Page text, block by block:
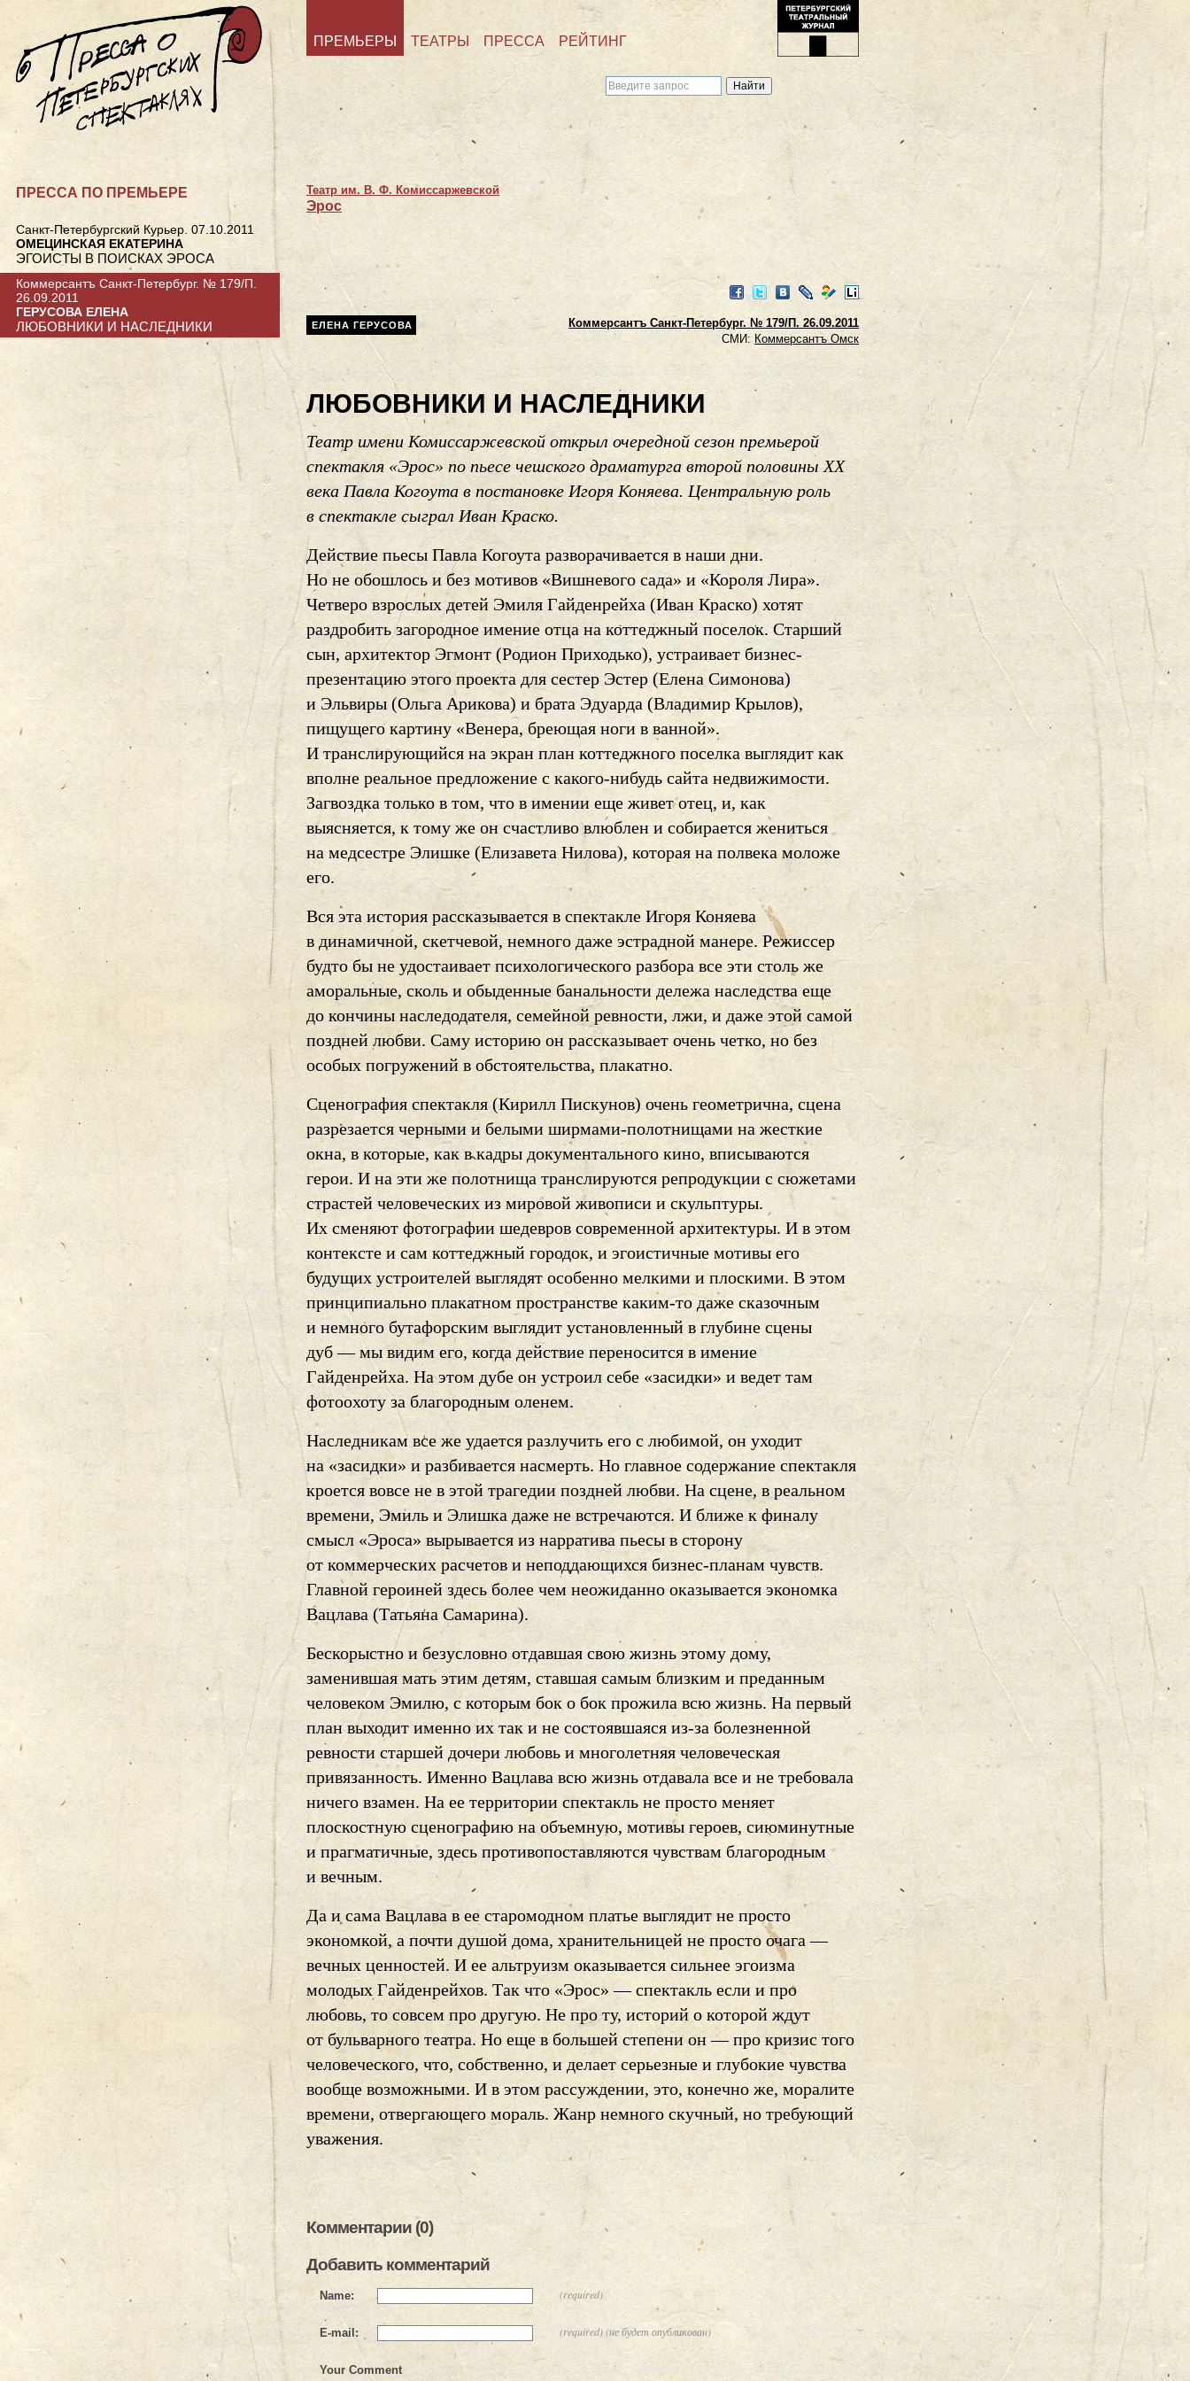
ПРЕМЬЕРЫ ТЕАТРЫ ПРЕССА РЕЙТИНГ
Театр им. В. Ф. Комиссаржевской
Эрос
Facebook
TwitterVKontakte
LiveJournal
Мой
LiveInternet
Коммерсантъ Санкт-Петербург. № 179/П. 26.09.2011
СМИ: Коммерсантъ Омск
ЕЛЕНА ГЕРУСОВА
ЛЮБОВНИКИ И НАСЛЕДНИКИ
Театр имени Комиссаржевской открыл очередной сезон премьерой
спектакля «Эрос» по пьесе чешского драматурга второй половины ХХ
века Павла Когоута в постановке Игоря Коняева. Центральную роль
в спектакле сыграл Иван Краско.
Действие пьесы Павла Когоута разворачивается в наши дни.
Но не обошлось и без мотивов «Вишневого сада» и «Короля Лира».
Четверо взрослых детей Эмиля Гайденрейха (Иван Краско) хотят
раздробить загородное имение отца на коттеджный поселок. Старший
сын, архитектор Эгмонт (Родион Приходько), устраивает бизнес-
презентацию этого проекта для сестер Эстер (Елена Симонова)
и Эльвиры (Ольга Арикова) и брата Эдуарда (Владимир Крылов),
пищущего картину «Венера, бреющая ноги в ванной».
И транслирующийся на экран план коттеджного поселка выглядит как
вполне реальное предложение с какого-нибудь сайта недвижимости.
Загвоздка только в том, что в имении еще живет отец, и, как
выясняется, к тому же он счастливо влюблен и собирается жениться
на медсестре Элишке (Елизавета Нилова), которая на полвека моложе
его.
Вся эта история рассказывается в спектакле Игоря Коняева
в динамичной, скетчевой, немного даже эстрадной манере. Режиссер
будто бы не удостаивает психологического разбора все эти столь же
аморальные, сколь и обыденные банальности дележа наследства еще
до кончины наследодателя, семейной ревности, лжи, и даже этой самой
поздней любви. Саму историю он рассказывает очень четко, но без
особых погружений в обстоятельства, плакатно.
Сценография спектакля (Кирилл Пискунов) очень геометрична, cцена
разрезается черными и белыми ширмами-полотнищами на жесткие
окна, в которые, как в кадры документального кино, вписываются
герои. И на эти же полотнища транслируются репродукции с сюжетами
страстей человеческих из мировой живописи и скульптуры.
Их сменяют фотографии шедевров современной архитектуры. И в этом
контексте и сам коттеджный городок, и эгоистичные мотивы его
будущих устроителей выглядят особенно мелкими и плоскими. В этом
принципиально плакатном пространстве каким-то даже сказочным
и немного бутафорским выглядит установленный в глубине сцены
дуб — мы видим его, когда действие переносится в имение
Гайденрейха. На этом дубе он устроил себе «засидки» и ведет там
фотоохоту за благородным оленем.
Наследникам все же удается разлучить его с любимой, он уходит
на «засидки» и разбивается насмерть. Но главное содержание спектакля
кроется вовсе не в этой трагедии поздней любви. На сцене, в реальном
времени, Эмиль и Элишка даже не встречаются. И ближе к финалу
смысл «Эроса» вырывается из нарратива пьесы в сторону
от коммерческих расчетов и неподдающихся бизнес-планам чувств.
Главной героиней здесь более чем неожиданно оказывается экономка
Вацлава (Татьяна Самарина).
Бескорыстно и безусловно отдавшая свою жизнь этому дому,
заменившая мать этим детям, ставшая самым близким и преданным
человеком Эмилю, с которым бок о бок прожила всю жизнь. На первый
план выходит именно их так и не состоявшаяся из-за болезненной
ревности старшей дочери любовь и многолетняя человеческая
привязанность. Именно Вацлава всю жизнь отдавала все и не требовала
ничего взамен. На ее территории спектакль не просто меняет
плоскостную сценографию на объемную, мотивы героев, сиюминутные
и прагматичные, здесь противопоставляются чувствам благородным
и вечным.
Да и сама Вацлава в ее старомодном платье выглядит не просто
экономкой, а почти душой дома, хранительницей не просто очага —
вечных ценностей. И ее альтруизм оказывается сильнее эгоизма
молодых Гайденрейхов. Так что «Эрос» — спектакль если и про
любовь, то совсем про другую. Не про ту, историй о которой ждут
от бульварного театра. Но еще в большей степени он — про кризис того
человеческого, что, собственно, и делает серьезные и глубокие чувства
вообще возможными. И в этом рассуждении, это, конечно же, моралите
времени, отвергающего мораль. Жанр немного скучный, но требующий
уважения.
Комментарии (0)
Добавить комментарий
Name: (required)
E-mail: (required) (не будет опубликован)
Your Comment
ПРЕССА ПО ПРЕМЬЕРЕ
Санкт-Петербургский Курьер. 07.10.2011
ОМЕЦИНСКАЯ ЕКАТЕРИНА
ЭГОИСТЫ В ПОИСКАХ ЭРОСА
Коммерсантъ Санкт-Петербург. № 179/П.
26.09.2011
ГЕРУСОВА ЕЛЕНА
ЛЮБОВНИКИ И НАСЛЕДНИКИ